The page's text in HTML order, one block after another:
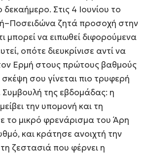
δεκαήμερο. Στις 4 Ιουνίου το
ζητά προσοχή στην
μπορεί να ειπωθεί διφορούμενα
οπότε διευκρίνισε αντί να
Ερμή στους πρώτους βαθμούς
σου γίνεται πιο τρυφερή
Συμβουλή της εβδομάδας: η
την υπομονή και τη
το μικρό φρενάρισμα του Άρη
και κράτησε ανοιχτή την
ζεστασιά που φέρνει η